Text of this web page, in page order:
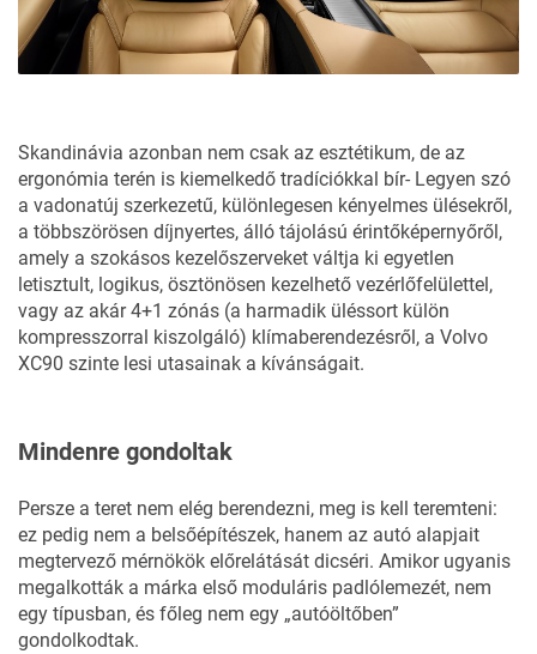
Skandinávia azonban nem csak az esztétikum, de az
ergonómia terén is kiemelkedő tradíciókkal bír- Legyen szó
a vadonatúj szerkezetű, különlegesen kényelmes ülésekről,
a többszörösen díjnyertes, álló tájolású érintőképernyőről,
amely a szokásos kezelőszerveket váltja ki egyetlen
letisztult, logikus, ösztönösen kezelhető vezérlőfelülettel,
vagy az akár 4+1 zónás (a harmadik üléssort külön
kompresszorral kiszolgáló) klímaberendezésről, a Volvo
XC90 szinte lesi utasainak a kívánságait.
Mindenre gondoltak
Persze a teret nem elég berendezni, meg is kell teremteni:
ez pedig nem a belsőépítészek, hanem az autó alapjait
megtervező mérnökök előrelátását dicséri. Amikor ugyanis
megalkották a márka első moduláris padlólemezét, nem
egy típusban, és főleg nem egy „autóöltőben”
gondolkodtak.